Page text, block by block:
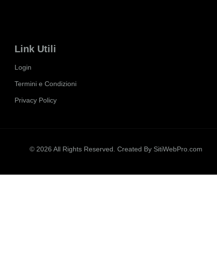
Link Utili
Login
Termini e Condizioni
Privacy Policy
© 2026 All Rights Reserved. Created By SitiWebPro.com